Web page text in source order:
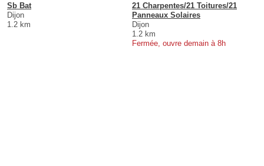
Sb Bat
Dijon
1.2 km
21 Charpentes/21 Toitures/21
Panneaux Solaires
Dijon
1.2 km
Fermée, ouvre demain à 8h